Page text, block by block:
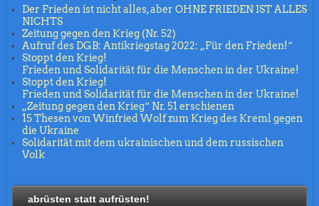
Der Frieden ist nicht alles, aber OHNE FRIEDEN IST ALLES
NICHTS
Zeitung gegen den Krieg (Nr. 52)
Aufruf des DGB: Antikriegstag 2022: „Für den Frieden!“
Stoppt den Krieg!
Frieden und Solidarität für die Menschen in der Ukraine!
Stoppt den Krieg!
Frieden und Solidarität für die Menschen in der Ukraine!
„Zeitung gegen den Krieg“ Nr. 51 erschienen
15 Thesen von Winfried Wolf zum Krieg des Kreml gegen
die Ukraine
Solidarität mit dem ukrainischen und dem russischen
Volk
abrüsten statt aufrüsten!